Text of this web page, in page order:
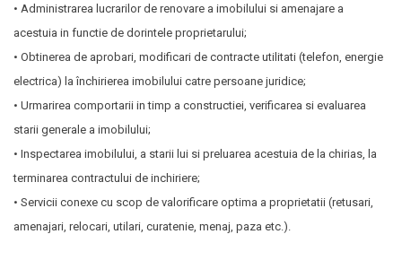
• Administrarea lucrarilor de renovare a imobilului si amenajare a
acestuia in functie de dorintele proprietarului;
• Obtinerea de aprobari, modificari de contracte utilitati (telefon, energie
electrica) la închirierea imobilului catre persoane juridice;
• Urmarirea comportarii in timp a constructiei, verificarea si evaluarea
starii generale a imobilului;
• Inspectarea imobilului, a starii lui si preluarea acestuia de la chirias, la
terminarea contractului de inchiriere;
• Servicii conexe cu scop de valorificare optima a proprietatii (retusari,
amenajari, relocari, utilari, curatenie, menaj, paza etc.).